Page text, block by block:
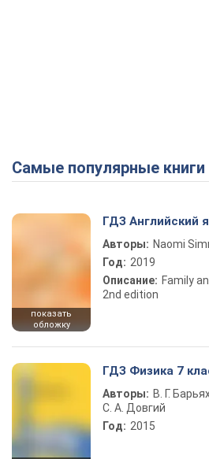
Самые популярные книги
показать
обложку
ГДЗ Английский
Авторы: Naomi
Год: 2019
Описание: Family
2nd edition
ГДЗ Физика 7
Авторы: В. Г.
С. А. Довгий
Год: 2015